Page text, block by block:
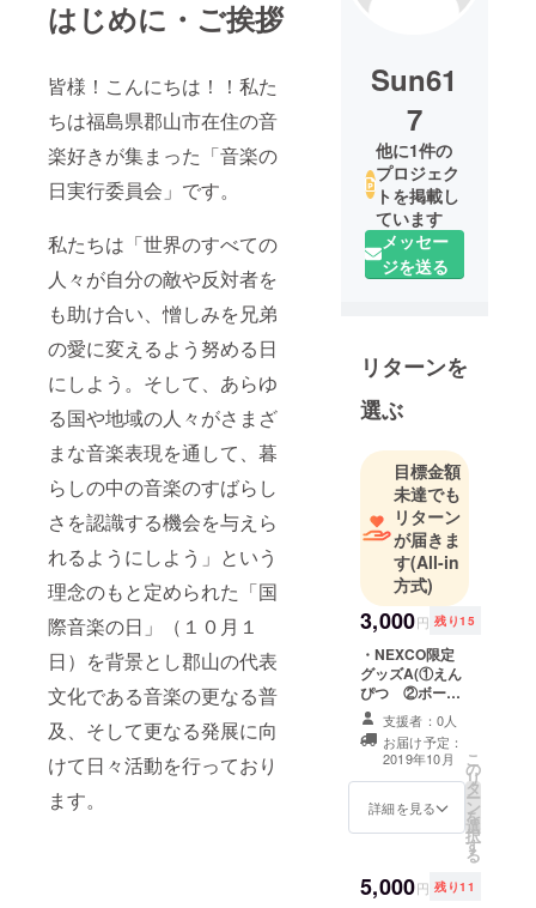
はじめに・ご挨拶
皆様！こんにちは！！私た
ちは福島県郡山市在住の音
楽好きが集まった「音楽の
日実行委員会」です。
私たちは「世界のすべての
人々が自分の敵や反対者を
も助け合い、憎しみを兄弟
の愛に変えるよう努める日
にしよう。そして、あらゆ
る国や地域の人々がさまざ
まな音楽表現を通して、暮
らしの中の音楽のすばらし
さを認識する機会を与えら
れるようにしよう」という
理念のもと定められた「国
際音楽の日」（１０月１
日）を背景とし郡山の代表
文化である音楽の更なる普
及、そして更なる発展に向
けて日々活動を行っており
ます。
Sun61
7
他に1件の
プロジェク
トを掲載し
ています
メッセー
ジを送る
リターンを
選ぶ
目標金額
未達でも
リターン
が届きま
す(All-in
方式)
3,000円 残り15
・NEXCO限定
グッズA(①えん
ぴつ ②ボール
ペン ③Ｂ５
ノート ④クリ
アファイル ⑤
メモ帳 ⑥ペー
パークラフト
【道路パト
カー・標識車】)
支援者：0人
お届け予定：
2019年10月
詳細を見る
こ
の
リ
タ
ー
ン
を
選
択
す
る
5,000円 残り11